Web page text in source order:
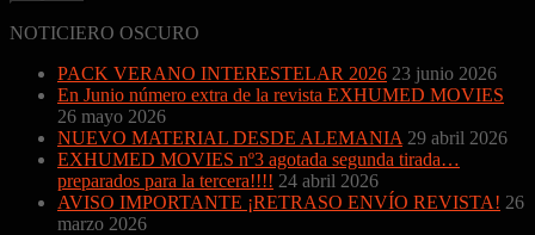
NOTICIERO OSCURO
PACK VERANO INTERESTELAR 2026 23 junio 2026
En Junio número extra de la revista EXHUMED MOVIES
26 mayo 2026
NUEVO MATERIAL DESDE ALEMANIA 29 abril 2026
EXHUMED MOVIES nº3 agotada segunda tirada…
preparados para la tercera!!!! 24 abril 2026
AVISO IMPORTANTE ¡RETRASO ENVÍO REVISTA! 26
marzo 2026